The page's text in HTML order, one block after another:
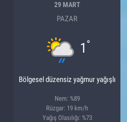
29 MART
PAZAR
1 °
Bölgesel düzensiz yağmur yağışlı
Nem: %89
Rüzgar: 19 km/h
Yağış Olasılığı: %73